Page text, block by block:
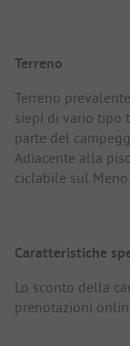
Terreno
Terreno
siepi di vario tipo
parte del
Adiacente alla
ciclabile sul
Caratteristiche
Lo sconto della
prenotazioni